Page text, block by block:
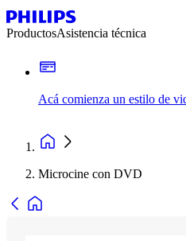
ProductosAsistencia técnica
Acá comienza un estilo de
Microcine con DVD